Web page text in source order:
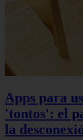
Apps para
'tontos': el
la